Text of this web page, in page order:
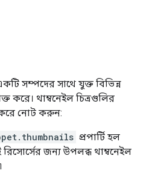
সম্পদের সাথে যুক্ত বিভিন্ন
করে। থাম্বনেইল চিত্রগুলির
করে নোট করুন:
প্রপার্টি হল
জন্য উপলব্ধ থাম্বনেইল